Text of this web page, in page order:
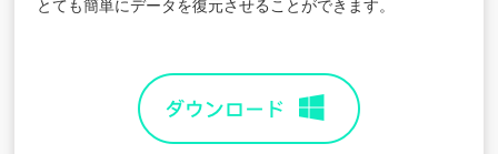
とても簡単にデータを復元させることができます。